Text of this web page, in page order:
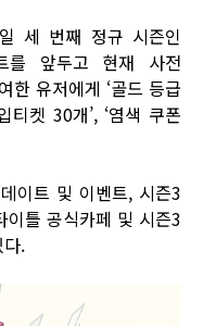
세 번째 정규 시즌인
를 앞두고 현재 사전
한 유저에게 ‘골드 등급
티켓 30개’, ‘염색 쿠폰
이트 및 이벤트, 시즌3
이틀공식카페 및 시즌3
.